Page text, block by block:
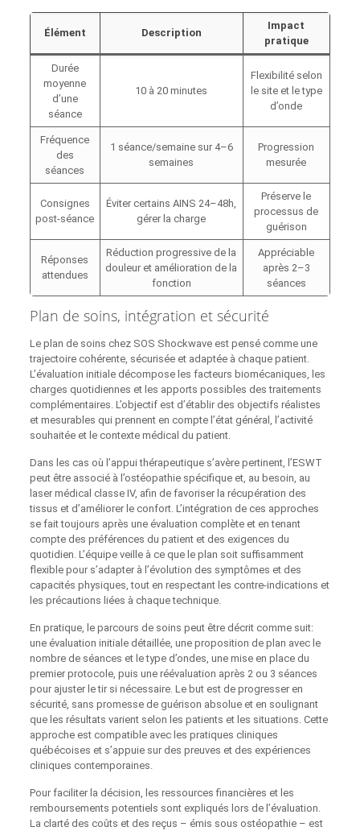
Élément Description
Impact
pratique
Durée
moyenne
d’une
séance
10 à 20 minutes
Flexibilité selon
le site et le type
d’onde
Fréquence
des
séances
1 séance/semaine sur 4–6
semaines
Progression
mesurée
Consignes
post‑séance
Éviter certains AINS 24–48h,
gérer la charge
Préserve le
processus de
guérison
Réponses
attendues
Réduction progressive de la
douleur et amélioration de la
fonction
Appréciable
après 2–3
séances
Plan de soins, intégration et sécurité
Le plan de soins chez SOS Shockwave est pensé comme une
trajectoire cohérente, sécurisée et adaptée à chaque patient.
L’évaluation initiale décompose les facteurs biomécaniques, les
charges quotidiennes et les apports possibles des traitements
complémentaires. L’objectif est d’établir des objectifs réalistes
et mesurables qui prennent en compte l’état général, l’activité
souhaitée et le contexte médical du patient.
Dans les cas où l’appui thérapeutique s’avère pertinent, l’ESWT
peut être associé à l’ostéopathie spécifique et, au besoin, au
laser médical classe IV, afin de favoriser la récupération des
tissus et d’améliorer le confort. L’intégration de ces approches
se fait toujours après une évaluation complète et en tenant
compte des préférences du patient et des exigences du
quotidien. L’équipe veille à ce que le plan soit suffisamment
flexible pour s’adapter à l’évolution des symptômes et des
capacités physiques, tout en respectant les contre‑indications et
les précautions liées à chaque technique.
En pratique, le parcours de soins peut être décrit comme suit:
une évaluation initiale détaillée, une proposition de plan avec le
nombre de séances et le type d’ondes, une mise en place du
premier protocole, puis une réévaluation après 2 ou 3 séances
pour ajuster le tir si nécessaire. Le but est de progresser en
sécurité, sans promesse de guérison absolue et en soulignant
que les résultats varient selon les patients et les situations. Cette
approche est compatible avec les pratiques cliniques
québécoises et s’appuie sur des preuves et des expériences
cliniques contemporaines.
Pour faciliter la décision, les ressources financières et les
remboursements potentiels sont expliqués lors de l’évaluation.
La clarté des coûts et des reçus – émis sous ostéopathie – est